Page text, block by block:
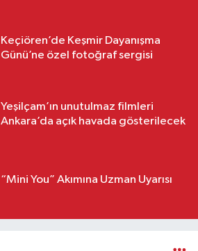
Keçiören’de Keşmir Dayanışma
Günü’ne özel fotoğraf sergisi
Yeşilçam’ın unutulmaz filmleri
Ankara’da açık havada gösterilecek
“Mini You” Akımına Uzman Uyarısı